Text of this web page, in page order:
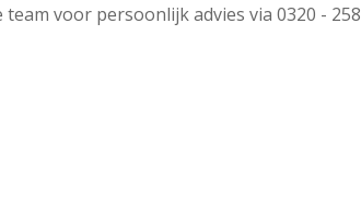
voor persoonlijk advies via 0320 - 258